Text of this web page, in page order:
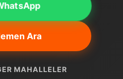
Ara
MAHALLELER